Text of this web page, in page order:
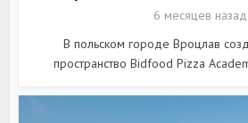
6 месяцев назад
В польском городе Вроцлав
пространство Bidfood Pizza